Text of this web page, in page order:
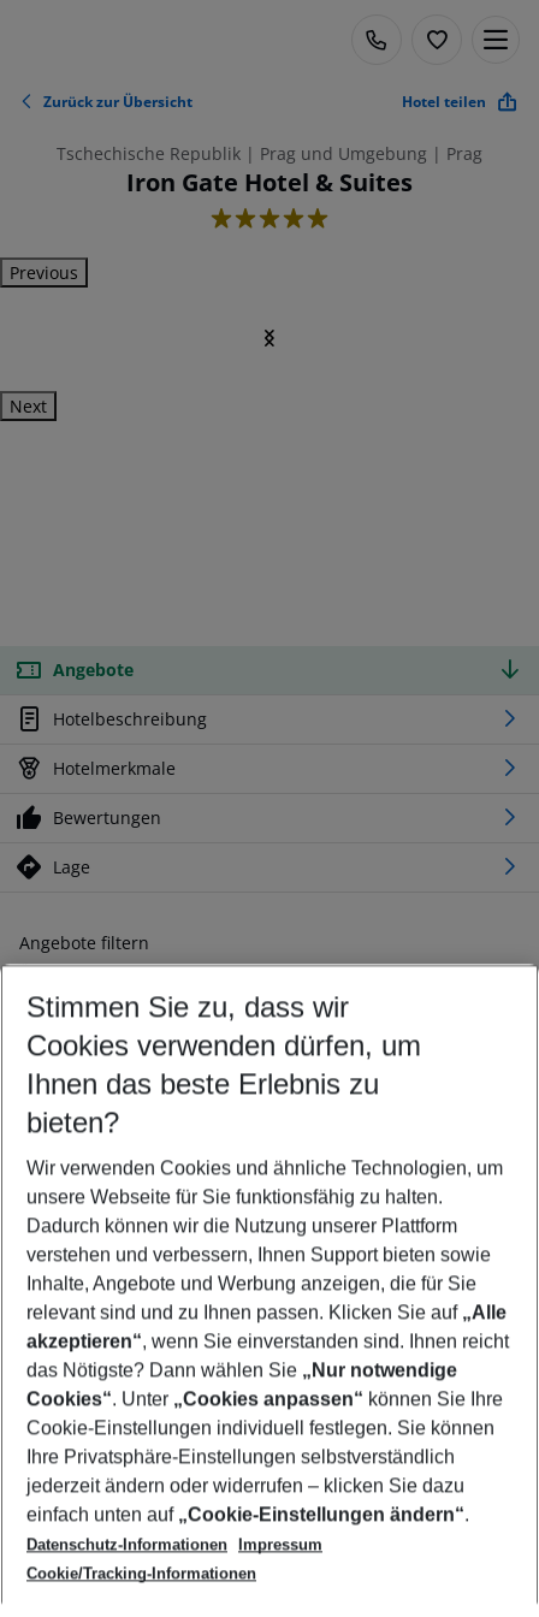
Zurück zur Übersicht Hotel teilen
Tschechische Republik | Prag und Umgebung | Prag
Iron Gate Hotel & Suites
5
Previous
Next
Angebote
Hotelbeschreibung
Hotelmerkmale
Bewertungen
Lage
Angebote filtern
Ändern Sie Ihre Kriterien nach Ihren Wünschen
Abflughafen wählen
Beliebiger Abflughafen
Reisezeitraum wählen
11.08.26– 09.08.27 5-8 Nächte
2 Erwachsene Keine Kinder
Mehr Filter anzeigen
Footer
Footer navigation
Über uns
AGB
Cookie-Einstellungen ändern
Cookie-Richtlinie
Datenschutz
Service & Hilfe
Barrierefreies Reisen
Check-in
Folgen Sie uns
Stimmen Sie zu, dass wir
Cookies verwenden dürfen, um
Ihnen das beste Erlebnis zu
bieten?
Wir verwenden Cookies und ähnliche Technologien, um
unsere Webseite für Sie funktionsfähig zu halten.
Dadurch können wir die Nutzung unserer Plattform
verstehen und verbessern, Ihnen Support bieten sowie
Inhalte, Angebote und Werbung anzeigen, die für Sie
relevant sind und zu Ihnen passen. Klicken Sie auf „Alle
akzeptieren“, wenn Sie einverstanden sind. Ihnen reicht
das Nötigste? Dann wählen Sie „Nur notwendige
Cookies“. Unter „Cookies anpassen“ können Sie Ihre
Cookie-Einstellungen individuell festlegen. Sie können
Ihre Privatsphäre-Einstellungen selbstverständlich
jederzeit ändern oder widerrufen – klicken Sie dazu
einfach unten auf „Cookie-Einstellungen ändern“.
Datenschutz-Informationen
Impressum
Cookie/Tracking-Informationen